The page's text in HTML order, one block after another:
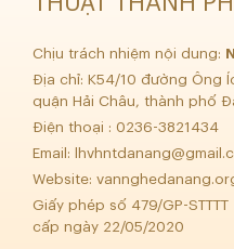
Chịu trách nhiệm nội dung:
Địa chỉ: K54/10 đường Ông
quận Hải Châu, thành phố
Điện thoại : 0236-3821434
Email:
Website:
Giấy phép số 479/GP-
cấp ngày 22/05/2020